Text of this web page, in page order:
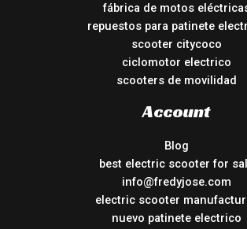
fábrica de motos
repuestos para patinete
scooter citycoco
ciclomotor electrico
scooters de movilidad
Account
Blog
best electric scooter for
info@fredyjose.com
electric scooter
nuevo patinete electrico